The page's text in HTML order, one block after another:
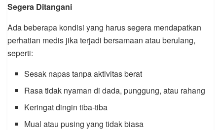
Segera Ditangani
Ada beberapa kondisi yang harus segera mendapatkan
perhatian medis jika terjadi bersamaan atau berulang,
seperti:
Sesak napas tanpa aktivitas berat
Rasa tidak nyaman di dada, punggung, atau rahang
Keringat dingin tiba-tiba
Mual atau pusing yang tidak biasa